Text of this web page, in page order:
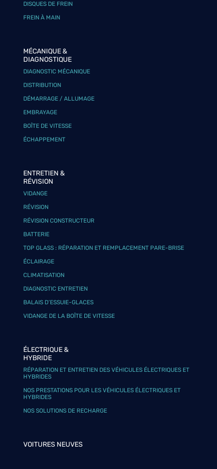
DISQUES DE FREIN
FREIN À MAIN
MÉCANIQUE &
DIAGNOSTIQUE
DIAGNOSTIC MÉCANIQUE
DISTRIBUTION
DÉMARRAGE / ALLUMAGE
EMBRAYAGE
BOÎTE DE VITESSE
ÉCHAPPEMENT
ENTRETIEN &
RÉVISION
VIDANGE
RÉVISION
RÉVISION CONSTRUCTEUR
BATTERIE
TOP GLASS : RÉPARATION ET REMPLACEMENT PARE-BRISE
ÉCLAIRAGE
CLIMATISATION
DIAGNOSTIC ENTRETIEN
BALAIS D’ESSUIE-GLACES
VIDANGE DE LA BOÎTE DE VITESSE
ÉLECTRIQUE &
HYBRIDE
RÉPARATION ET ENTRETIEN DES VÉHICULES ÉLECTRIQUES ET
HYBRIDES
NOS PRESTATIONS POUR LES VÉHICULES ÉLECTRIQUES ET
HYBRIDES
NOS SOLUTIONS DE RECHARGE
VOITURES NEUVES